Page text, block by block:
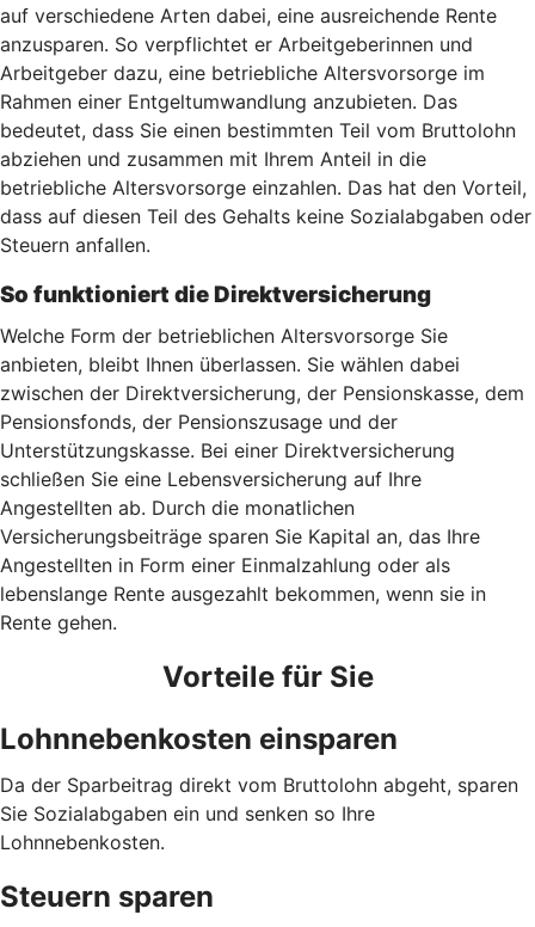
auf verschiedene Arten dabei, eine ausreichende Rente
anzusparen. So verpflichtet er Arbeitgeberinnen und
Arbeitgeber dazu, eine betriebliche Altersvorsorge im
Rahmen einer Entgeltumwandlung anzubieten. Das
bedeutet, dass Sie einen bestimmten Teil vom Bruttolohn
abziehen und zusammen mit Ihrem Anteil in die
betriebliche Altersvorsorge einzahlen. Das hat den Vorteil,
dass auf diesen Teil des Gehalts keine Sozialabgaben oder
Steuern anfallen.
So funktioniert die Direktversicherung
Welche Form der betrieblichen Altersvorsorge Sie
anbieten, bleibt Ihnen überlassen. Sie wählen dabei
zwischen der Direktversicherung, der Pensionskasse, dem
Pensionsfonds, der Pensionszusage und der
Unterstützungskasse. Bei einer Direktversicherung
schließen Sie eine Lebensversicherung auf Ihre
Angestellten ab. Durch die monatlichen
Versicherungsbeiträge sparen Sie Kapital an, das Ihre
Angestellten in Form einer Einmalzahlung oder als
lebenslange Rente ausgezahlt bekommen, wenn sie in
Rente gehen.
Vorteile für Sie
Lohnnebenkosten einsparen
Da der Sparbeitrag direkt vom Bruttolohn abgeht, sparen
Sie Sozialabgaben ein und senken so Ihre
Lohnnebenkosten.
Steuern sparen